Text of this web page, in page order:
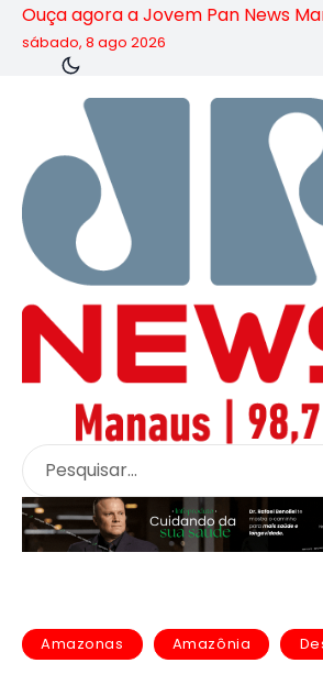
Ouça agora a Jovem Pan News
sábado, 8 ago 2026
Amazonas Amazônia